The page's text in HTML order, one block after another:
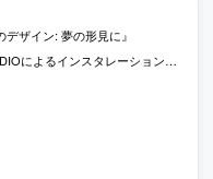
ザイン: 夢の形見に』
るインスタレーション”ぼよよん”